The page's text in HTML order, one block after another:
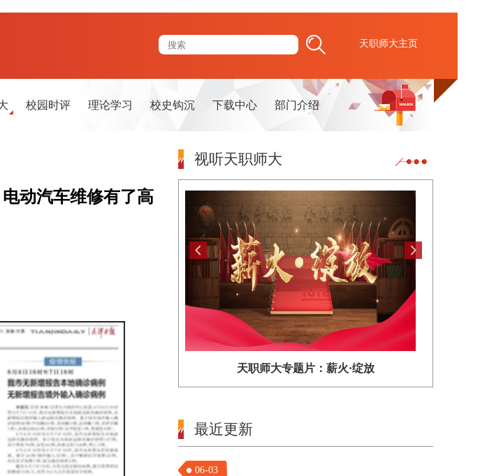
天职师大主页
校园时评 理论学习 校史钩沉 下载中心 部门介绍
动汽车维修有了高
视听天职师大
天职师大专题片：薪火·绽放
最近更新
06-03